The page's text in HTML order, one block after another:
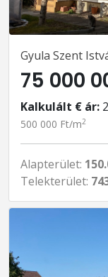
Gyula Szent
75 000
Kalkulált € ár:
500 000 Ft/m2
Alapterület:
Telekterület: